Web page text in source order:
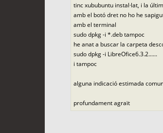
tinc xububuntu instal·lat, i la
amb el botó dret no ho he
amb el terminal
sudo dpkg -i *.deb tampoc
he anat a buscar la carpeta
sudo dpkg -i LibreOfice6.3.2......
i tampoc
alguna indicació estimada
profundament agraït